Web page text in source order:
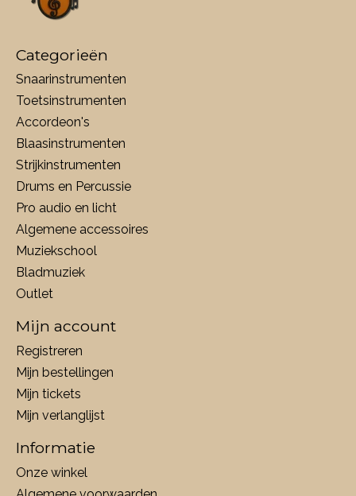
Categorieën
Snaarinstrumenten
Toetsinstrumenten
Accordeon's
Blaasinstrumenten
Strijkinstrumenten
Drums en Percussie
Pro audio en licht
Algemene accessoires
Muziekschool
Bladmuziek
Outlet
Mijn account
Registreren
Mijn bestellingen
Mijn tickets
Mijn verlanglijst
Informatie
Onze winkel